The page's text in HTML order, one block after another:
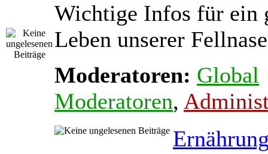
Wichtige Infos für ein
Leben unserer
Moderatoren: Global
Moderatoren,